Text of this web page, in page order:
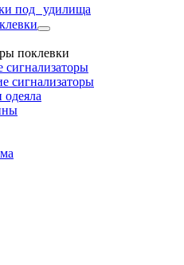
под удилища
поклевки
сигнализаторы
сигнализаторы